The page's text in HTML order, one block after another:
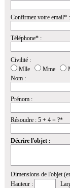
Confirmez votre email* :
Téléphone* :
Civilité :
Mlle
Mme
Nom :
Prénom :
Résoudre : 5 + 4 = ?*
Décrire l'objet :
Dimensions de l'objet
Hauteur :